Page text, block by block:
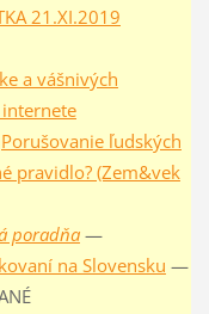
21.XI.2019
a vášnivých
Porušovanie ľudských
pravidlo? (Zem&vek
poradňa—
na Slovensku —